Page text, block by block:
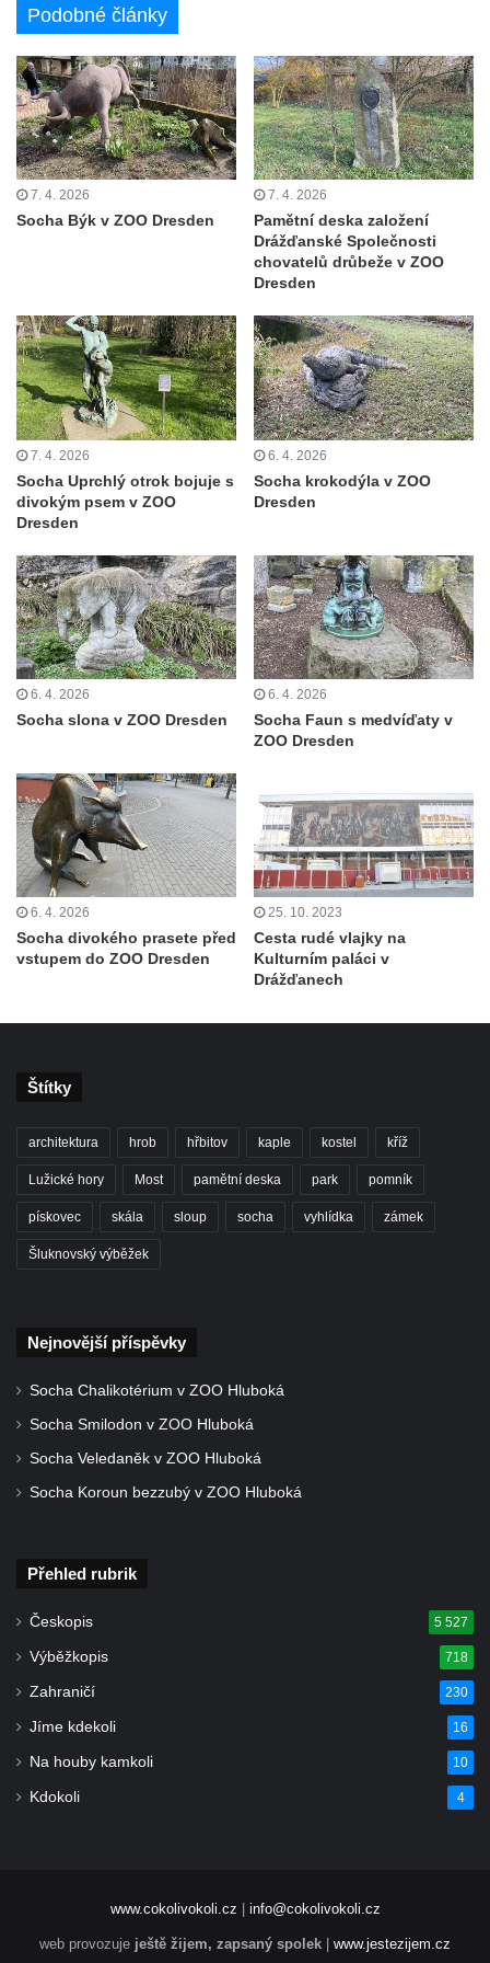
Podobné články
7. 4. 2026
Socha Býk v ZOO Dresden
7. 4. 2026
Pamětní deska založení
Drážďanské Společnosti
chovatelů drůbeže v ZOO
Dresden
7. 4. 2026
Socha Uprchlý otrok bojuje s
divokým psem v ZOO
Dresden
6. 4. 2026
Socha krokodýla v ZOO
Dresden
6. 4. 2026
Socha slona v ZOO Dresden
6. 4. 2026
Socha Faun s medvíďaty v
ZOO Dresden
6. 4. 2026
Socha divokého prasete před
vstupem do ZOO Dresden
25. 10. 2023
Cesta rudé vlajky na
Kulturním paláci v
Drážďanech
Štítky
architektura hrob hřbitov kaple kostel kříž
Lužické hory Most pamětní deska park pomník
pískovec skála sloup socha vyhlídka zámek
Šluknovský výběžek
Nejnovější příspěvky
Socha Chalikotérium v ZOO Hluboká
Socha Smilodon v ZOO Hluboká
Socha Veledaněk v ZOO Hluboká
Socha Koroun bezzubý v ZOO Hluboká
Přehled rubrik
Českopis 5 527
Výběžkopis 718
Zahraničí 230
Jíme kdekoli 16
Na houby kamkoli 10
Kdokoli 4
www.cokolivokoli.cz info@cokolivokoli.cz
web provozuje ještě žijem, zapsaný spolek www.jestezijem.cz